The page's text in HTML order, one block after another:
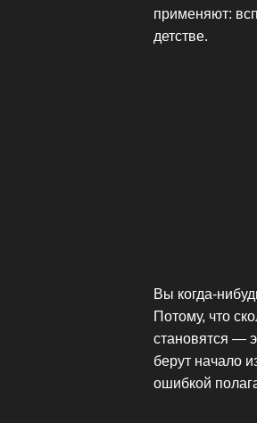
применяют:
детстве.
Вы когда-
Потому, что
становятся —
берут начало
ошибкой